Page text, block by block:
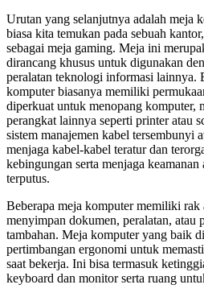
Urutan yang selanjutnya adalah meja
biasa kita temukan pada sebuah
sebagai meja gaming. Meja ini
dirancang khusus untuk digunakan
peralatan teknologi informasi lainnya.
komputer biasanya memiliki
diperkuat untuk menopang komputer,
perangkat lainnya seperti printer atau
sistem manajemen kabel tersembunyi
menjaga kabel-kabel teratur dan
kebingungan serta menjaga
terputus.
Beberapa meja komputer memiliki
menyimpan dokumen, peralatan, atau
tambahan. Meja komputer yang baik
pertimbangan ergonomi untuk
saat bekerja. Ini bisa termasuk
keyboard dan monitor serta ruang